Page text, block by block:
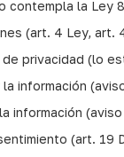
contempla la Ley
(art. 4 Ley, art.
privacidad (lo
información
información
(art. 19